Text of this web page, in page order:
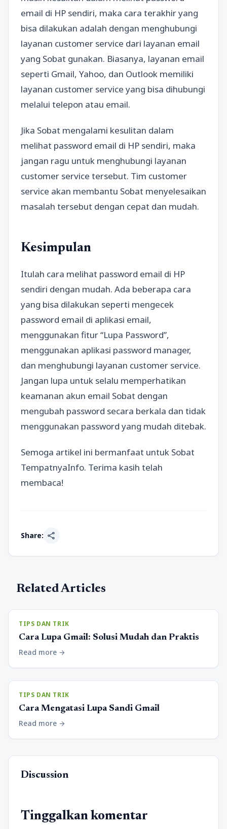
email di HP sendiri, maka cara terakhir yang
bisa dilakukan adalah dengan menghubungi
layanan customer service dari layanan email
yang Sobat gunakan. Biasanya, layanan email
seperti Gmail, Yahoo, dan Outlook memiliki
layanan customer service yang bisa dihubungi
melalui telepon atau email.
Jika Sobat mengalami kesulitan dalam
melihat password email di HP sendiri, maka
jangan ragu untuk menghubungi layanan
customer service tersebut. Tim customer
service akan membantu Sobat menyelesaikan
masalah tersebut dengan cepat dan mudah.
Kesimpulan
Itulah cara melihat password email di HP
sendiri dengan mudah. Ada beberapa cara
yang bisa dilakukan seperti mengecek
password email di aplikasi email,
menggunakan fitur “Lupa Password”,
menggunakan aplikasi password manager,
dan menghubungi layanan customer service.
Jangan lupa untuk selalu memperhatikan
keamanan akun email Sobat dengan
mengubah password secara berkala dan tidak
menggunakan password yang mudah ditebak.
Semoga artikel ini bermanfaat untuk Sobat
TempatnyaInfo. Terima kasih telah
membaca!
Share: share
Related Articles
TIPS DAN TRIK
Cara Lupa Gmail: Solusi Mudah dan Praktis
Read more arrow_forward
TIPS DAN TRIK
Cara Mengatasi Lupa Sandi Gmail
Read more arrow_forward
Discussion
Tinggalkan komentar